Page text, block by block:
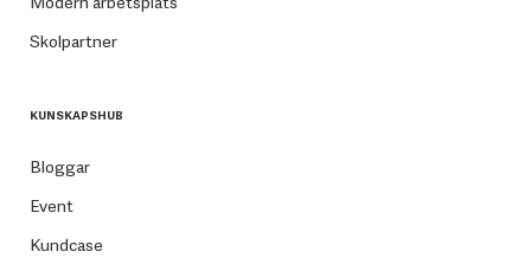
Skolpartner
KUNSKAPSHUB
Bloggar
Event
Kundcase